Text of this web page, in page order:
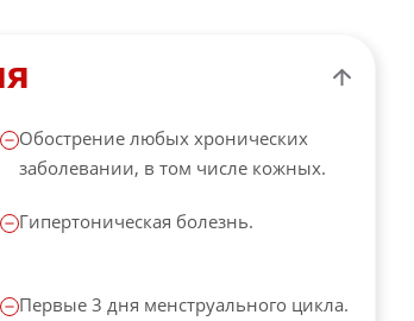
Обострение любых хронических
заболевании, в том числе кожных.
Гипертоническая болезнь.
Первые 3 дня менструального цикла.